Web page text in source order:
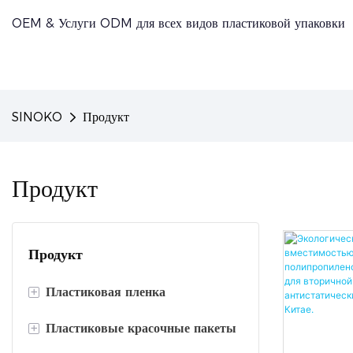
OEM & Услуги ODM для всех видов пластиковой упаковки
SINOKO Продукт
Продукт
Продукт
+ Пластиковая пленка
Защитная пленка ПЭТ
+ Пластиковые красочные пакеты